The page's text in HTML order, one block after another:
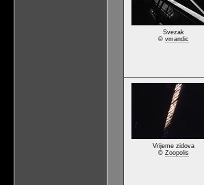
Svezak
© vmandic
Vrijeme zidova
© Zoopolis